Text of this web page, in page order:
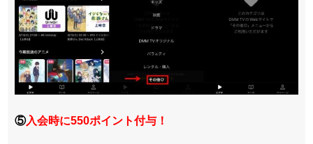
⑤入会時に550ポイント付与！